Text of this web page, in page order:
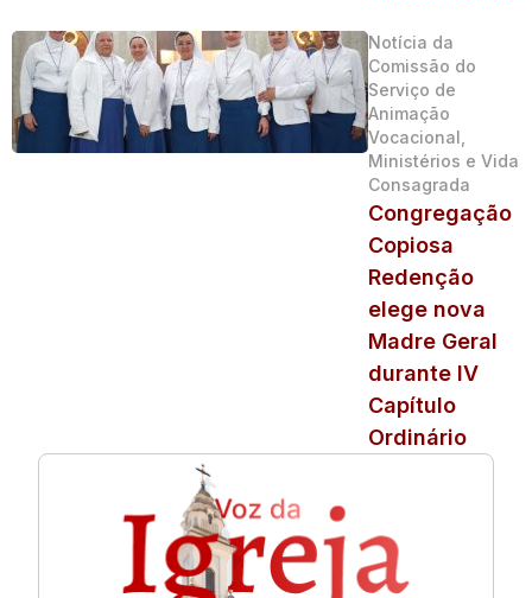
Notícia da
Comissão do
Serviço de
Animação
Vocacional,
Ministérios e Vida
Consagrada
Congregação
Copiosa
Redenção
elege nova
Madre Geral
durante IV
Capítulo
Ordinário